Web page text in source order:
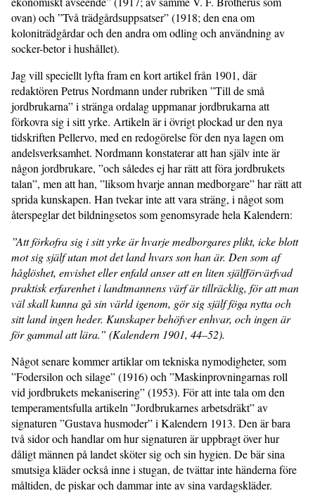
ovan) och ”Två trädgårdsuppsatser” (1918; den ena om
koloniträdgårdar och den andra om odling och användning av
socker-betor i hushållet).
Jag vill speciellt lyfta fram en kort artikel från 1901, där
redaktören Petrus Nordmann under rubriken ”Till de små
jordbrukarna” i stränga ordalag uppmanar jordbrukarna att
förkovra sig i sitt yrke. Artikeln är i övrigt plockad ur den nya
tidskriften Pellervo, med en redogörelse för den nya lagen om
andelsverksamhet. Nordmann konstaterar att han själv inte är
någon jordbrukare, ”och således ej har rätt att föra jordbrukets
talan”, men att han, ”liksom hvarje annan medborgare” har rätt att
sprida kunskapen. Han tvekar inte att vara sträng, i något som
återspeglar det bildningsetos som genomsyrade hela Kalendern:
”Att förkofra sig i sitt yrke är hvarje medborgares plikt, icke blott
mot sig själf utan mot det land hvars son han är. Den som af
håglöshet, envishet eller enfald anser att en liten själfförvärfvad
praktisk erfarenhet i landtmannens värf är tillräcklig, för att man
väl skall kunna gå sin värld igenom, gör sig själf föga nytta och
sitt land ingen heder. Kunskaper behöfver enhvar, och ingen är
för gammal att lära.” (Kalendern 1901, 44–52).
Något senare kommer artiklar om tekniska nymodigheter, som
”Fodersilon och silage” (1916) och ”Maskinprovningarnas roll
vid jordbrukets mekanisering” (1953). För att inte tala om den
temperamentsfulla artikeln ”Jordbrukarnes arbetsdräkt” av
signaturen ”Gustava husmoder” i Kalendern 1913. Den är bara
två sidor och handlar om hur signaturen är uppbragt över hur
dåligt männen på landet sköter sig och sin hygien. De bär sina
smutsiga kläder också inne i stugan, de tvättar inte händerna före
måltiden, de piskar och dammar inte av sina vardagskläder.